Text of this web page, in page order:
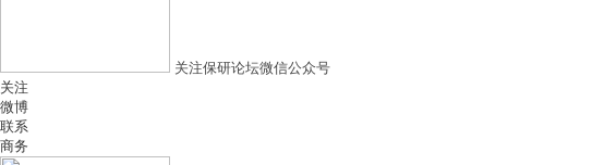
关注保研论坛微信公众号
关注
微博
联系
商务